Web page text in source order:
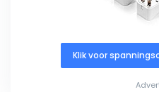
Klik voor